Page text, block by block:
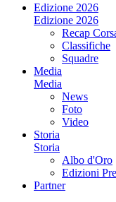
Edizione 2026
Edizione 2026
Recap
Classifiche
Squadre
Media
Media
News
Foto
Video
Storia
Storia
Albo d'Oro
Edizioni
Partner